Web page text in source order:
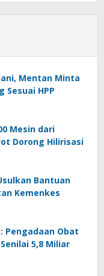
Mentan Minta
Sesuai HPP
Mesin dari
Dorong Hilirisasi
Bantuan
Kemenkes
Pengadaan Obat
5,8 Miliar